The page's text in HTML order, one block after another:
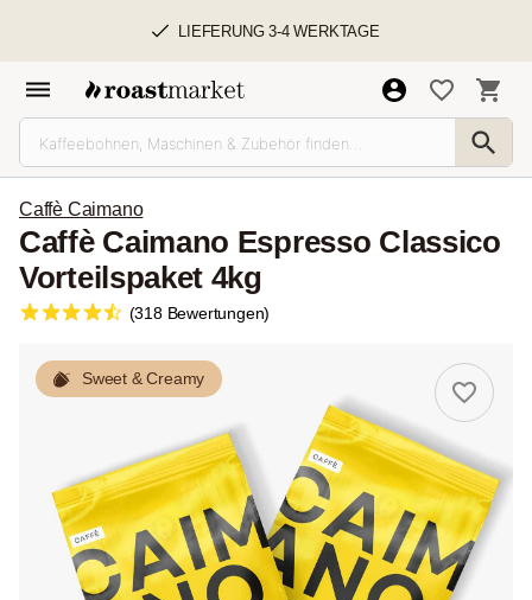
LIEFERUNG 3-4 WERKTAGE
Caffè Caimano
Caffè Caimano Espresso Classico
Vorteilspaket 4kg
(318 Bewertungen)
Sweet & Creamy